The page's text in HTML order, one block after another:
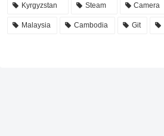
Kyrgyzstan Steam Camera
Malaysia Cambodia Git